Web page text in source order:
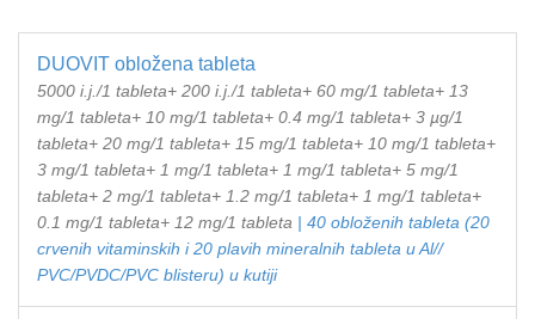
DUOVIT obložena tableta
5000 i.j./1 tableta+ 200 i.j./1 tableta+ 60 mg/1 tableta+ 13
mg/1 tableta+ 10 mg/1 tableta+ 0.4 mg/1 tableta+ 3 µg/1
tableta+ 20 mg/1 tableta+ 15 mg/1 tableta+ 10 mg/1 tableta+
3 mg/1 tableta+ 1 mg/1 tableta+ 1 mg/1 tableta+ 5 mg/1
tableta+ 2 mg/1 tableta+ 1.2 mg/1 tableta+ 1 mg/1 tableta+
0.1 mg/1 tableta+ 12 mg/1 tableta | 40 obloženih tableta (20
crvenih vitaminskih i 20 plavih mineralnih tableta u Al//
PVC/PVDC/PVC blisteru) u kutiji